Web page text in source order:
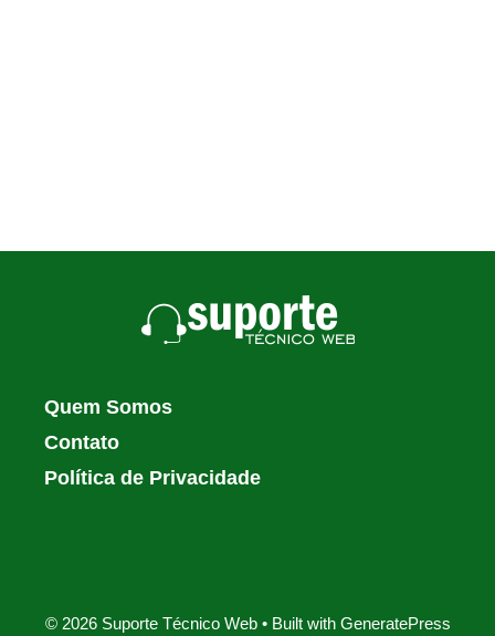
Quem Somos
Contato
Política de Privacidade
© 2026 Suporte Técnico Web• Built with GeneratePress